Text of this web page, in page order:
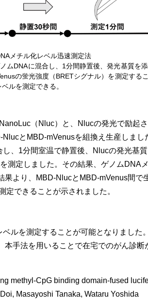
メチル化レベル迅速測定法
ムDNAに混合し、1分間静置後、発光基質を
の蛍光強度（BRETシグナル）を測定する
ルを測定できる。
（Nluc）と、Nlucの発光で励起
とMBD-mVenusを組換え生産しまし
、1分間室温で静置後、Nlucの発光基
測定しました。その結果、ゲノムDNA
より、MBD-NlucとMBD-mVenus間で
定できることが示されました。
ルを測定することが可能となりました
手法を用いることで在宅でのがん診断
methyl-CpG binding domain-fused
Masayoshi Tanaka, Wataru Yoshida